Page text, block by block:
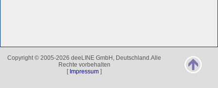
Copyright © 2005-2026 deeLINE GmbH, Deutschland.Alle
Rechte vorbehalten
[ Impressum ]